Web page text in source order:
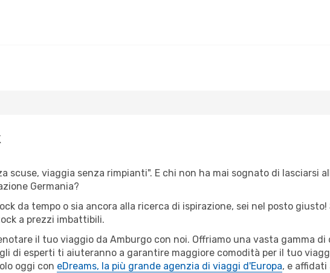
scuse, viaggia senza rimpianti". E chi non ha mai sognato di lasciarsi
Germania?
da tempo o sia ancora alla ricerca di ispirazione, sei nel posto giusto!
a prezzi imbattibili.
il tuo viaggio da Amburgo con noi. Offriamo una vasta gamma
di esperti ti aiuteranno a garantire maggiore comodità per il tuo
oggi con eDreams, la più grande agenzia di viaggi d'Europa, e affidati